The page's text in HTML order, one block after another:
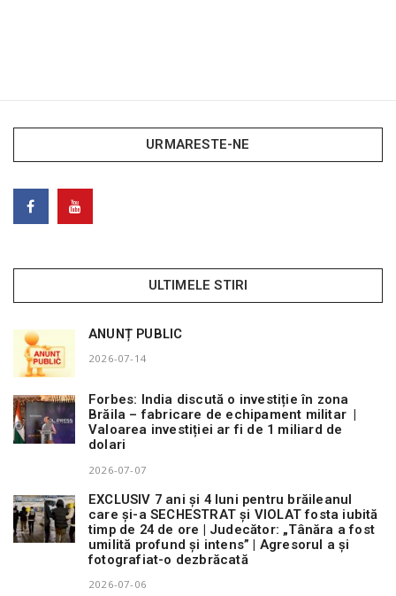
URMARESTE-NE
ULTIMELE STIRI
ANUNȚ PUBLIC
2026-07-14
Forbes: India discută o investiție în zona
Brăila – fabricare de echipament militar |
Valoarea investiției ar fi de 1 miliard de
dolari
2026-07-07
EXCLUSIV 7 ani și 4 luni pentru brăileanul
care și-a SECHESTRAT și VIOLAT fosta iubită
timp de 24 de ore | Judecător: „Tânăra a fost
umilită profund și intens” | Agresorul a și
fotografiat-o dezbrăcată
2026-07-06